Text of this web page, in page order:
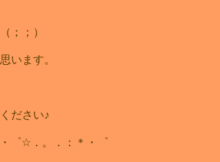
；；）
います。
ださい♪
゜☆．。．：＊・゜